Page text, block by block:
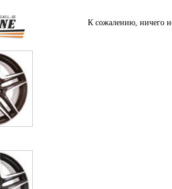
К сожалению, ничего